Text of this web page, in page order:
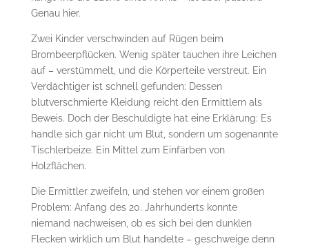
Genau hier.
Zwei Kinder verschwinden auf Rügen beim
Brombeerpflücken. Wenig später tauchen ihre Leichen
auf – verstümmelt, und die Körperteile verstreut. Ein
Verdächtiger ist schnell gefunden: Dessen
blutverschmierte Kleidung reicht den Ermittlern als
Beweis. Doch der Beschuldigte hat eine Erklärung: Es
handle sich gar nicht um Blut, sondern um sogenannte
Tischlerbeize. Ein Mittel zum Einfärben von
Holzflächen.
Die Ermittler zweifeln, und stehen vor einem großen
Problem: Anfang des 20. Jahrhunderts konnte
niemand nachweisen, ob es sich bei den dunklen
Flecken wirklich um Blut handelte – geschweige denn